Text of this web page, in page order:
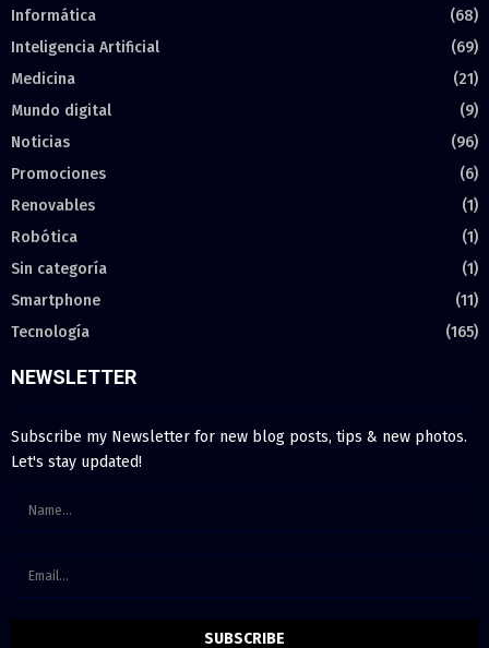
Informática
(68)
Inteligencia Artificial
(69)
Medicina
(21)
Mundo digital
(9)
Noticias
(96)
Promociones
(6)
Renovables
(1)
Robótica
(1)
Sin categoría
(1)
Smartphone
(11)
Tecnología
(165)
NEWSLETTER
Subscribe my Newsletter for new blog posts, tips & new photos.
Let's stay updated!